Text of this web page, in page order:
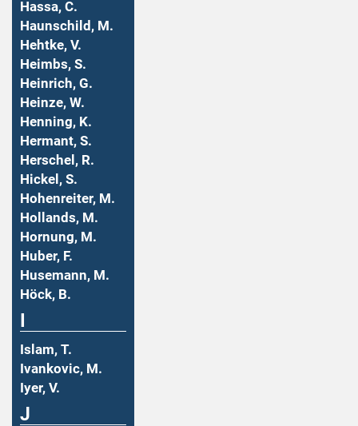
Hassa, C.
Haunschild, M.
Hehtke, V.
Heimbs, S.
Heinrich, G.
Heinze, W.
Henning, K.
Hermant, S.
Herschel, R.
Hickel, S.
Hohenreiter, M.
Hollands, M.
Hornung, M.
Huber, F.
Husemann, M.
Höck, B.
Islam, T.
Ivankovic, M.
Iyer, V.
J